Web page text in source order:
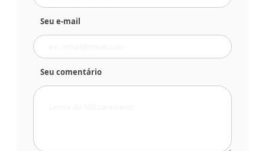
Seu e-mail
Seu comentário